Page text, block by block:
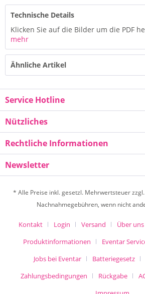
Technische Details
Klicken Sie auf die Bilder um die PDF
mehr
Ähnliche Artikel
Service Hotline
Nützliches
Rechtliche Informationen
Newsletter
* Alle Preise inkl. gesetzl. Mehrwertsteuer zzgl.
Nachnahmegebühren, wenn nicht
Kontakt Login Versand Über uns
Produktinformationen
Eventar
Jobs bei Eventar
Batteriegesetz
Zahlungsbedingungen
Rückgabe